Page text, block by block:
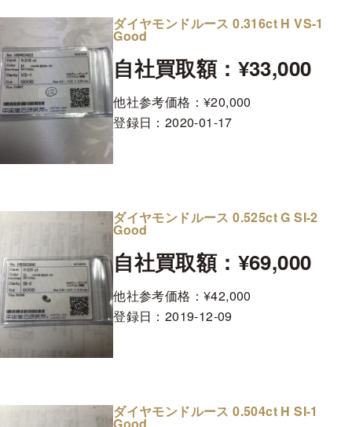
ダイヤモンドルース 0.316ct H VS-1
Good
自社買取額：¥33,000
他社参考価格：¥20,000
登録日： 2020-01-17
ダイヤモンドルース 0.525ct G SI-2
Good
自社買取額：¥69,000
他社参考価格：¥42,000
登録日： 2019-12-09
ダイヤモンドルース 0.504ct H SI-1
Good